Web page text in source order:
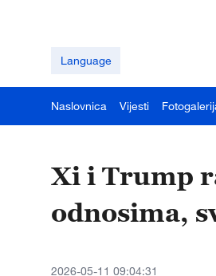
Language
Naslovnica Vijesti
Xi i Trump
odnosima,
2026-05-11 09:04:31